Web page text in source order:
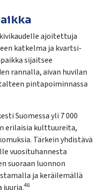
ajoitettuja
katkelma ja kvartsi-
sijaitsee
rannalla, aivan huvilan
pintapoiminnassa
Suomessa yli 7 000
erilaisia kulttuureita,
Tärkein yhdistävä
vuosituhannesta
suoraan luonnon
ja keräilemällä
juuria.46